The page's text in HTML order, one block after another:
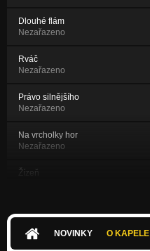
Dlouhé flám
Nezařazeno
Rváč
Nezařazeno
Právo silnějšího
Nezařazeno
Na vrcholky hor
Nezařazeno
Žízeň
Díky perutim
NOVINKY O KAPELE